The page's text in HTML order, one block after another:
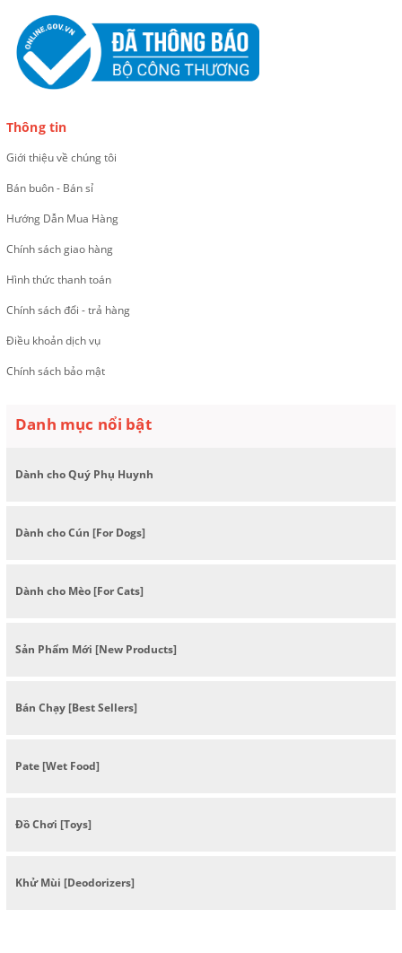
Thông tin
Giới thiệu về chúng tôi
Bán buôn - Bán sỉ
Hướng Dẫn Mua Hàng
Chính sách giao hàng
Hình thức thanh toán
Chính sách đổi - trả hàng
Điều khoản dịch vụ
Chính sách bảo mật
Danh mục nổi bật
Dành cho Quý Phụ Huynh
Dành cho Cún [For Dogs]
Dành cho Mèo [For Cats]
Sản Phẩm Mới [New Products]
Bán Chạy [Best Sellers]
Pate [Wet Food]
Đồ Chơi [Toys]
Khử Mùi [Deodorizers]